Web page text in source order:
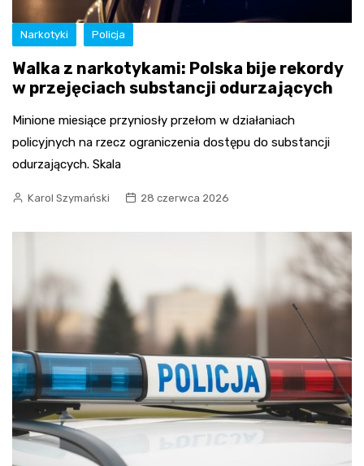
Narkotyki Policja
Walka z narkotykami: Polska bije rekordy
w przejęciach substancji odurzających
Minione miesiące przyniosły przełom w działaniach
policyjnych na rzecz ograniczenia dostępu do substancji
odurzających. Skala
Karol Szymański 28 czerwca 2026